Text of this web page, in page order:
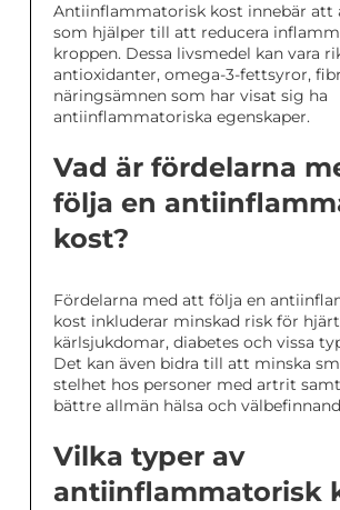
Antiinflammatorisk kost innebär att
som hjälper till att reducera
kroppen. Dessa livsmedel kan vara
antioxidanter, omega-3-fettsyror,
näringsämnen som har visat sig ha
antiinflammatoriska egenskaper.
Vad är fördelarna
följa en
kost?
Fördelarna med att följa en
kost inkluderar minskad risk för
kärlsjukdomar, diabetes och vissa
Det kan även bidra till att minska
stelhet hos personer med artrit
bättre allmän hälsa och
Vilka typer av
antiinflammatorisk